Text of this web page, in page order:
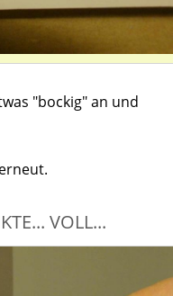
"bockig" an und
VOLL...